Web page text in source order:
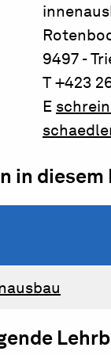
9497 -
T +423
E
in diesem